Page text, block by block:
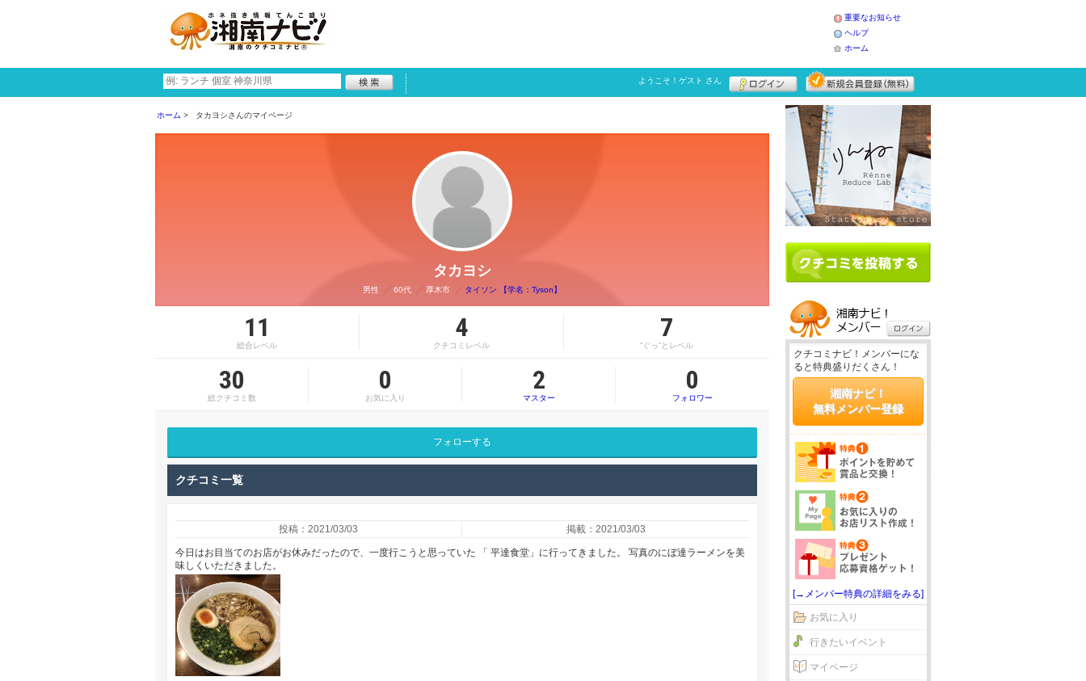
重要なお知らせ
ヘルプ
ホーム
ようこそ！ ゲスト さん
ホーム タカヨシさんのマイページ
タカヨシ
男性 60代 厚木市 タイソン 【学名：Tyson】
11
総合レベル
4
クチコミレベル
7
“ぐっ”とレベル
30
総クチコミ数
0
お気に入り
2
マスター
0
フォロワー
フォローする
クチコミ一覧
投稿：2021/03/03 掲載：2021/03/03
今日はお目当てのお店がお休みだったので、一度行こうと思っていた 「 平達食堂」に行ってきました。 写真のにぼ達ラーメンを美
味しくいただきました。
クチコミナビ！メンバーにな
ると特典盛りだくさん！
湘南ナビ！
無料メンバー登録
[→メンバー特典の詳細をみる]
お気に入り
行きたいイベント
マイページ